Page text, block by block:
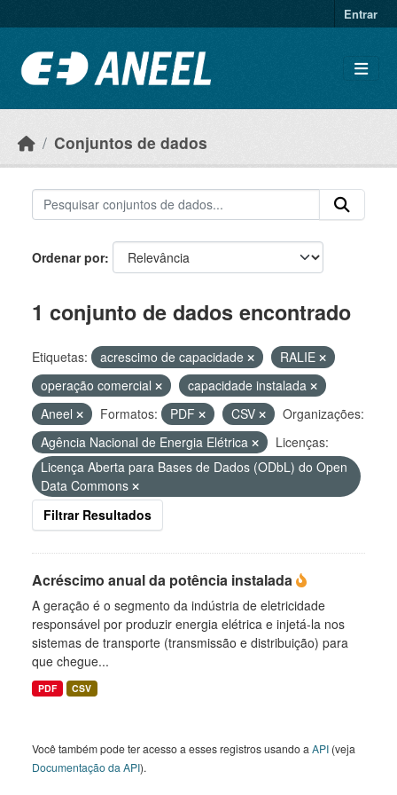
Entrar
Conjuntos de dados
Ordenar por
1 conjunto de dados encontrado
Etiquetas: acrescimo de capacidade
RALIE
operação comercial
capacidade instalada
Aneel
Formatos: PDF CSV
Organizações:
Agência Nacional de Energia Elétrica
Licenças:
Licença Aberta para Bases de Dados (ODbL) do Open
Data Commons
Filtrar Resultados
Acréscimo anual da potência instalada
A geração é o segmento da indústria de eletricidade
responsável por produzir energia elétrica e injetá-la nos
sistemas de transporte (transmissão e distribuição) para
que chegue...
PDF CSV
Você também pode ter acesso a esses registros usando a API (veja
Documentação da API).